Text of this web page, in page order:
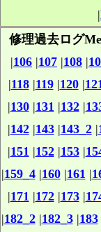
|
修理過去ログ
|106 |107 |108 |
|118|119|120|
|130|131 |132|
|142|143|143_2|
|151 |152|153|
|159_4|160|161 |
|171 |172|173|
|182_2|182_3|183